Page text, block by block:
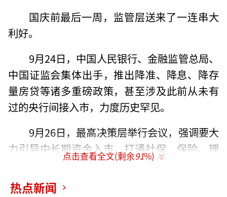
国庆前最后一周，监管层送来了一连串大
利好。
9月24日，中国人民银行、金融监管总局、
中国证监会集体出手，推出降准、降息、降存
量房贷等诸多重磅政策，甚至涉及此前从未有
过的央行间接入市，力度历史罕见。
9月26日，最高决策层举行会议，强调要大
力引导中长期资金入市，打通社保、保险、理
财等资金入市堵点，再次定调要努力提振资本
市场。
点击查看全文(剩余91%)
热点新闻